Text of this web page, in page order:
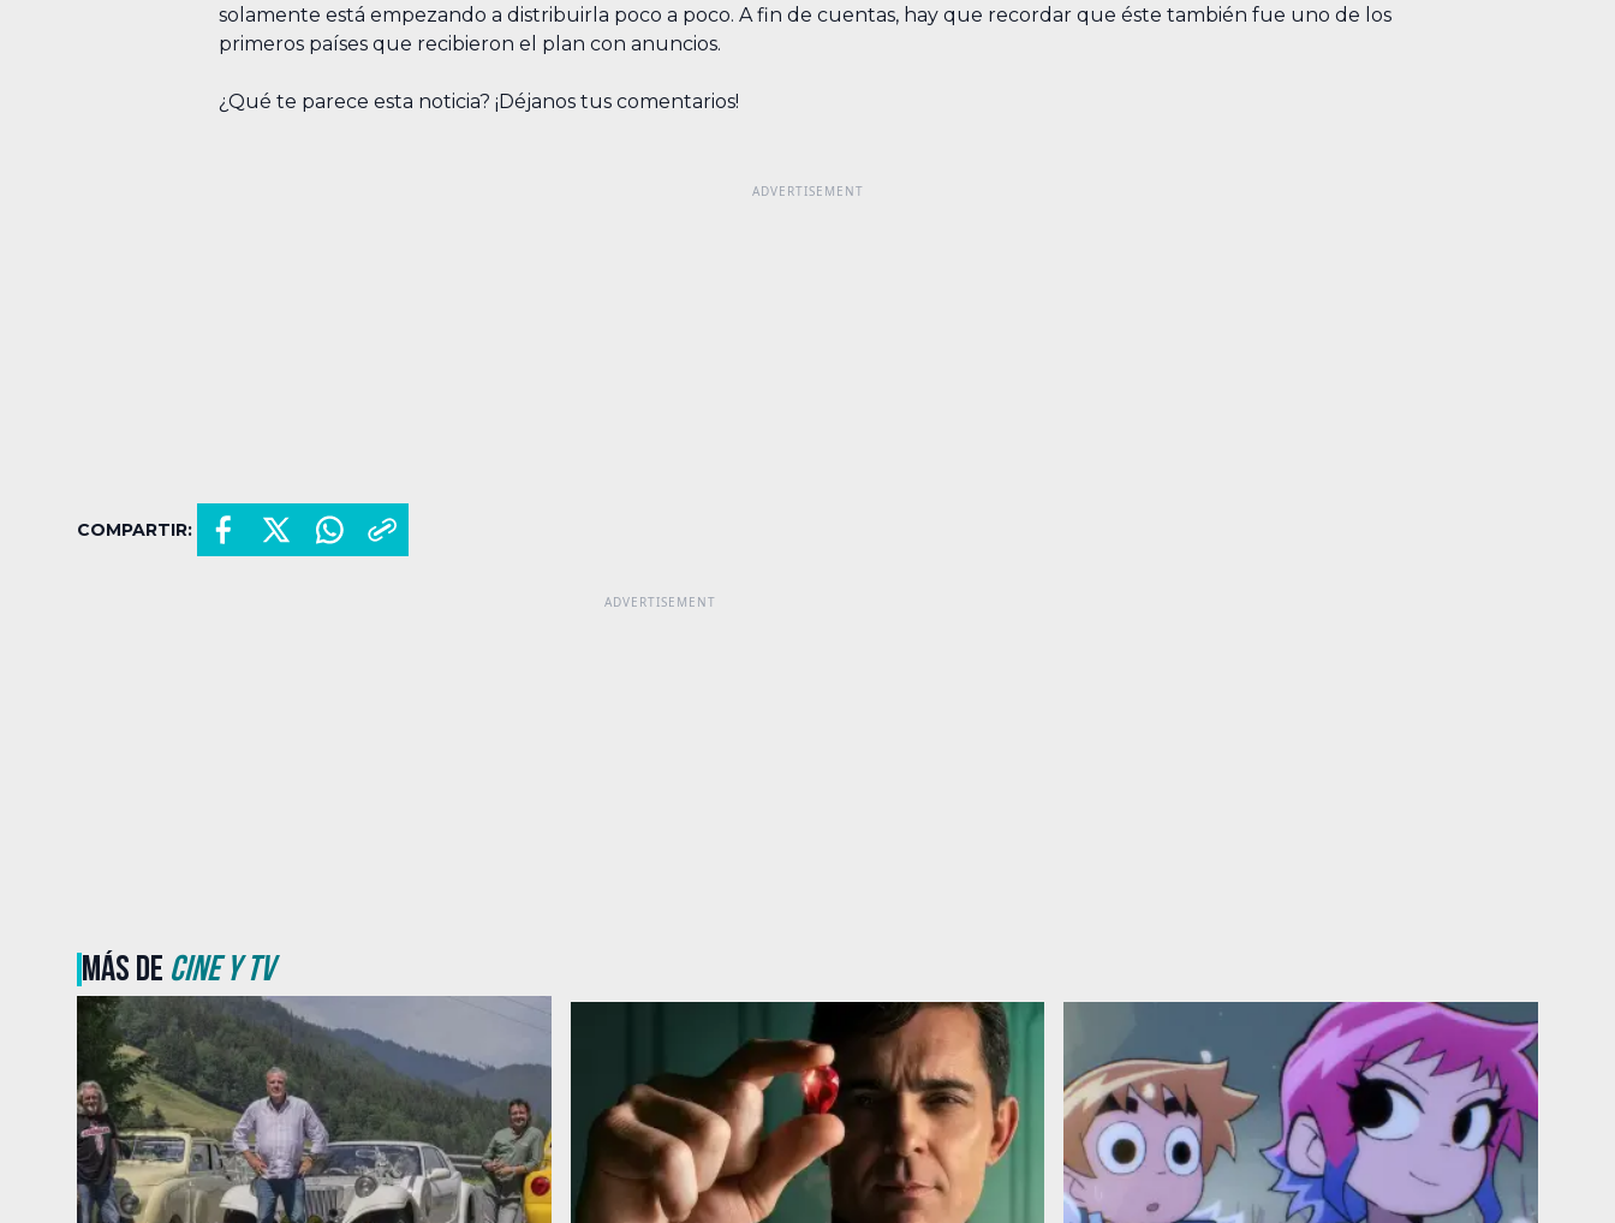
solamente está empezando a distribuirla poco a poco. A fin de cuentas, hay que recordar que éste también fue uno de los
primeros países que recibieron el plan con anuncios.
¿Qué te parece esta noticia? ¡Déjanos tus comentarios!
COMPARTIR:
MÁS DE CINE Y TV